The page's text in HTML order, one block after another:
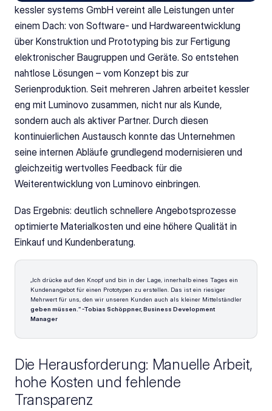
kessler systems GmbH vereint alle Leistungen unter
einem Dach: von Software- und Hardwareentwicklung
über Konstruktion und Prototyping bis zur Fertigung
elektronischer Baugruppen und Geräte. So entstehen
nahtlose Lösungen – vom Konzept bis zur
Serienproduktion. Seit mehreren Jahren arbeitet kessler
eng mit Luminovo zusammen, nicht nur als Kunde,
sondern auch als aktiver Partner. Durch diesen
kontinuierlichen Austausch konnte das Unternehmen
seine internen Abläufe grundlegend modernisieren und
gleichzeitig wertvolles Feedback für die
Weiterentwicklung von Luminovo einbringen.
Das Ergebnis: deutlich schnellere Angebotsprozesse
optimierte Materialkosten und eine höhere Qualität in
Einkauf und Kundenberatung.
„Ich drücke auf den Knopf und bin in der Lage, innerhalb eines Tages ein
Kundenangebot für einen Prototypen zu erstellen. Das ist ein riesiger
geben müssen.“ -Tobias Schöppner, Business Development
Manager
Die Herausforderung: Manuelle Arbeit,
hohe Kosten und fehlende
Transparenz